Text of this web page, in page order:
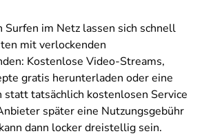
Surfen im Netz lassen sich schnell
mit verlockenden
Kostenlose Video-Streams,
gratis herunterladen oder eine
statt tatsächlich kostenlosen Service
später eine Nutzungsgebühr
dann locker dreistellig sein.